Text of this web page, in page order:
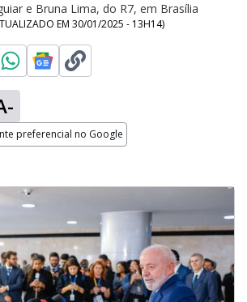
e Bruna Lima, do R7, em Brasília
EM 30/01/2025 - 13H14)
preferencial no Google